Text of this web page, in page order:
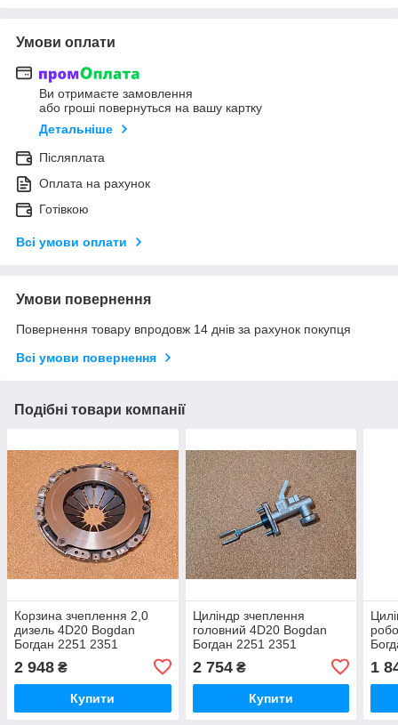
Умови оплати
Ви отримаєте замовлення
або гроші повернуться на вашу картку
Детальніше
Післяплата
Оплата на рахунок
Готівкою
Всі умови оплати
Умови повернення
Повернення товару впродовж 14 днів за рахунок покупця
Всі умови повернення
Подібні товари компанії
Корзина зчеплення 2,0
дизель 4D20 Bogdan
Богдан 2251 2351
2 948 ₴
Купити
Циліндр зчеплення
головний 4D20 Bogdan
Богдан 2251 2351
2 754₴
Купити
1